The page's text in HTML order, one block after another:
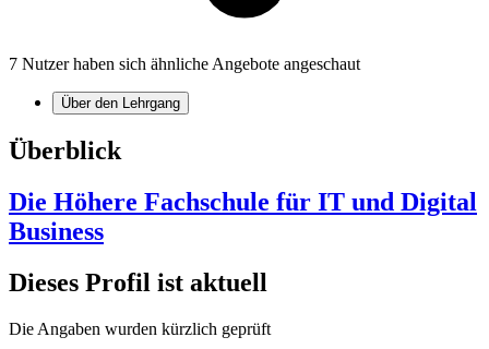
7 Nutzer haben sich ähnliche Angebote angeschaut
Über den Lehrgang
Überblick
Die Höhere Fachschule für IT und Digital
Business
Dieses Profil ist aktuell
Die Angaben wurden kürzlich geprüft